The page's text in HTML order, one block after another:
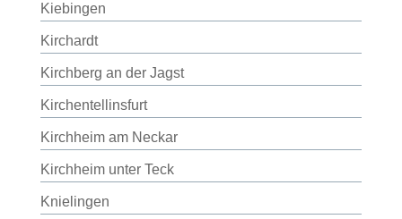
Kiebingen
Kirchardt
Kirchberg an der Jagst
Kirchentellinsfurt
Kirchheim am Neckar
Kirchheim unter Teck
Knielingen